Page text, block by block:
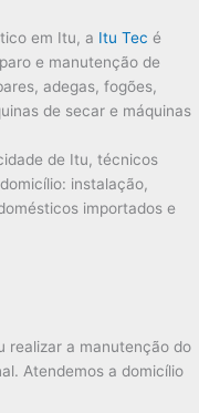
em Itu, a Itu Tec é
e manutenção de
adegas, fogões,
de secar e máquinas
de Itu, técnicos
instalação,
importados e
realizar a manutenção do
Atendemos a domicílio